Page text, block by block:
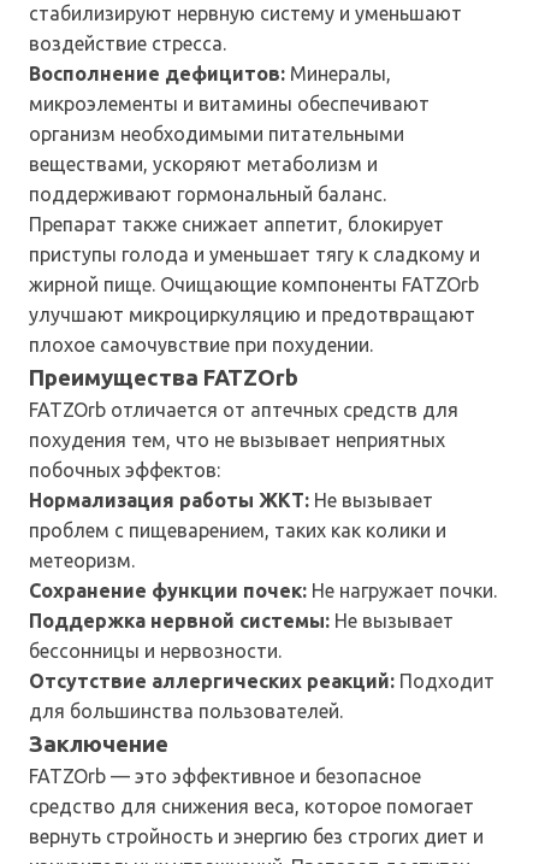
стабилизируют нервную систему и уменьшают
воздействие стресса.
Восполнение дефицитов: Минералы,
микроэлементы и витамины обеспечивают
организм необходимыми питательными
веществами, ускоряют метаболизм и
поддерживают гормональный баланс.
Препарат также снижает аппетит, блокирует
приступы голода и уменьшает тягу к сладкому и
жирной пище. Очищающие компоненты FATZOrb
улучшают микроциркуляцию и предотвращают
плохое самочувствие при похудении.
Преимущества FATZOrb
FATZOrb отличается от аптечных средств для
похудения тем, что не вызывает неприятных
побочных эффектов:
Нормализация работы ЖКТ: Не вызывает
проблем с пищеварением, таких как колики и
метеоризм.
Сохранение функции почек: Не нагружает почки.
Поддержка нервной системы: Не вызывает
бессонницы и нервозности.
Отсутствие аллергических реакций: Подходит
для большинства пользователей.
Заключение
FATZOrb — это эффективное и безопасное
средство для снижения веса, которое помогает
вернуть стройность и энергию без строгих диет и